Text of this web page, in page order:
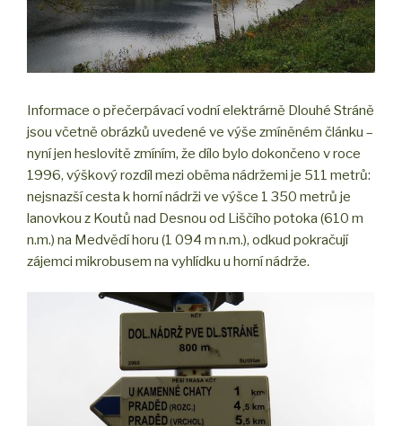
Informace o přečerpávací vodní elektrárně Dlouhé Stráně
jsou včetně obrázků uvedené ve výše zmíněném článku –
nyní jen heslovitě zmíním, že dílo bylo dokončeno v roce
1996, výškový rozdíl mezi oběma nádržemi je 511 metrů:
nejsnazší cesta k horní nádrži ve výšce 1 350 metrů je
lanovkou z Koutů nad Desnou od Liščího potoka (610 m
n.m.) na Medvědí horu (1 094 m n.m.), odkud pokračují
zájemci mikrobusem na vyhlídku u horní nádrže.